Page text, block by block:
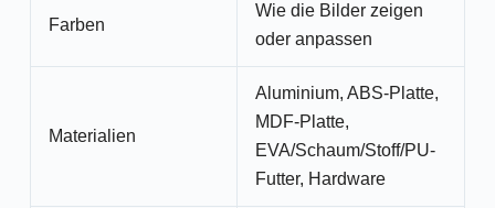
Farben
Wie die Bilder zeigen
oder anpassen
Materialien
Aluminium, ABS-Platte,
MDF-Platte,
EVA/Schaum/Stoff/PU-
Futter, Hardware